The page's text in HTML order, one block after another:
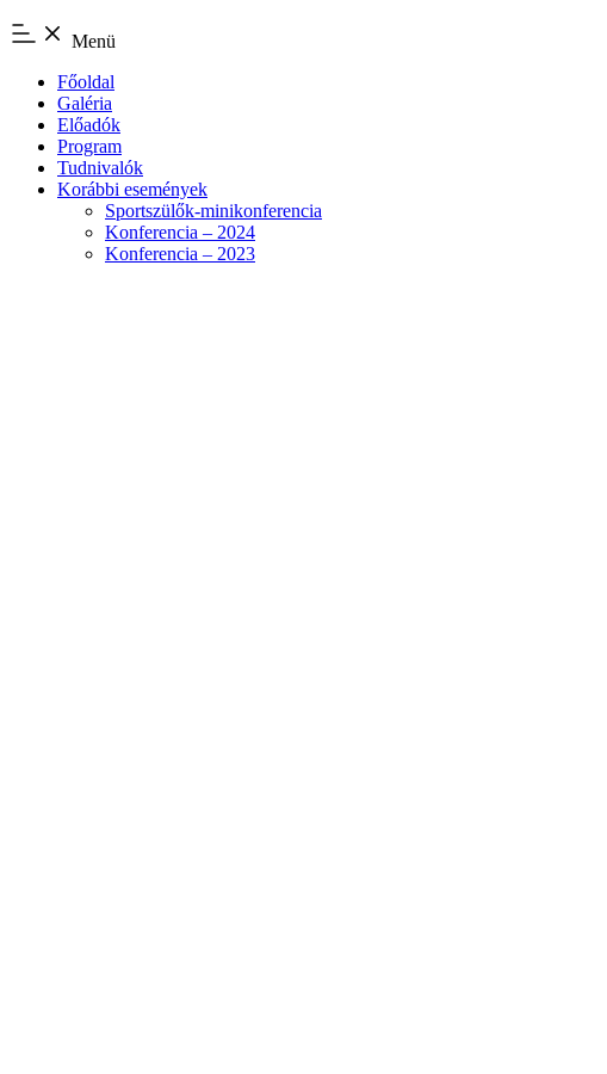
Menü
Főoldal
Galéria
Előadók
Program
Tudnivalók
Korábbi események
Sportszülők-minikonferencia
Konferencia – 2024
Konferencia – 2023